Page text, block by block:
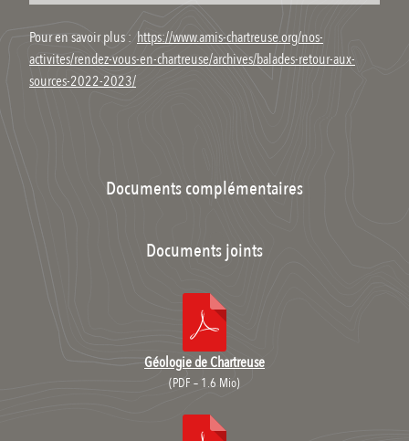
Pour en savoir plus : https://www.amis-chartreuse.org/nos-
activites/rendez-vous-en-chartreuse/archives/balades-retour-aux-
sources-2022-2023/
Documents complémentaires
Documents joints
Géologie de Chartreuse
(PDF – 1.6 Mio)